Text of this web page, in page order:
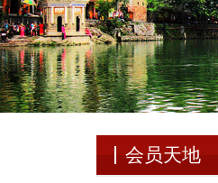
会员天地